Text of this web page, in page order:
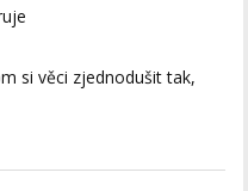
si věci zjednodušit tak,